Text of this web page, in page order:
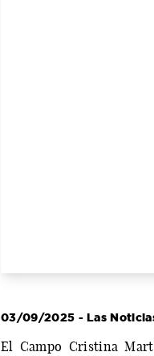
03/09/2025 - Las
El Campo Cristina